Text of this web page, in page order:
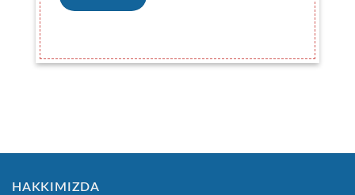
HAKKIMIZDA